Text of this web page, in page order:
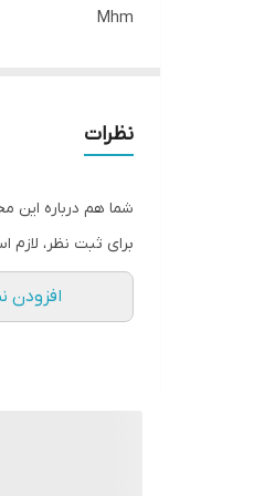
Mhm
نظرات
شما هم درباره این
برای ثبت نظر، لازم
افزودن